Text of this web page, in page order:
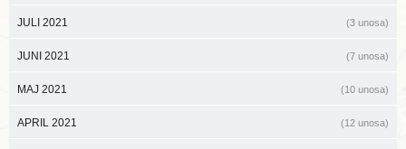
JULI 2021 (3 unosa)
JUNI 2021 (7 unosa)
MAJ 2021 (10 unosa)
APRIL 2021 (12 unosa)